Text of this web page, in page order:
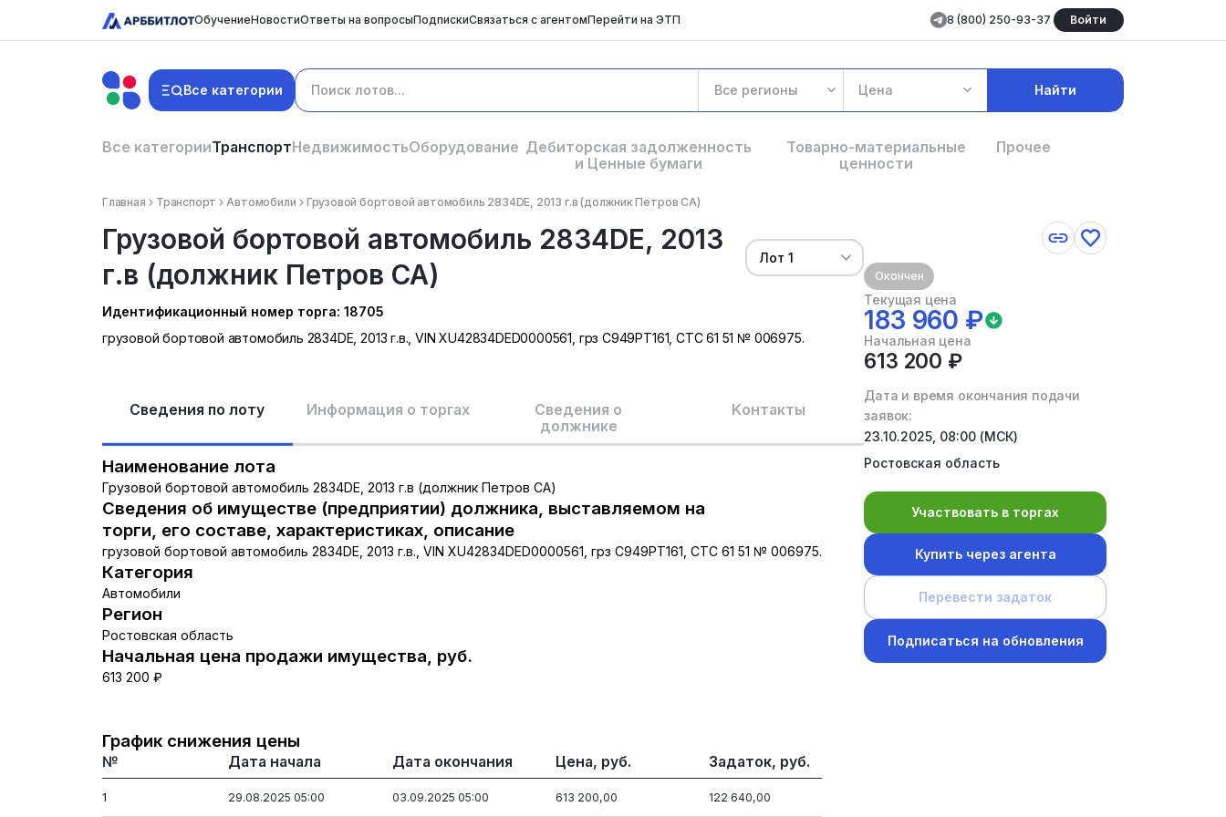
ОбучениеНовостиОтветы на вопросыПодпискиСвязаться с агентомПерейти на ЭТП 8 (800) 250-93-37 Войти
Все категории Все регионы Цена Найти
Все категорииТранспортНедвижимостьОборудование Дебиторская задолженность
и Ценные бумаги
Товарно-материальные
ценности
Прочее
Главная Транспорт Автомобили Грузовой бортовой автомобиль 2834DE, 2013 г.в (должник Петров СА)
Грузовой бортовой автомобиль 2834DE, 2013
г.в (должник Петров СА)
Лот 1
Идентификационный номер торга: 18705
грузовой бортовой автомобиль 2834DE, 2013 г.в., VIN XU42834DED0000561, грз С949РТ161, СТС 61 51 № 006975.
Сведения по лоту Информация о торгах
Сведения о
должнике
Kонтакты
Наименование лота
Грузовой бортовой автомобиль 2834DE, 2013 г.в (должник Петров СА)
Сведения об имуществе (предприятии) должника, выставляемом на
торги, его составе, характеристиках, описание
грузовой бортовой автомобиль 2834DE, 2013 г.в., VIN XU42834DED0000561, грз С949РТ161, СТС 61 51 № 006975.
Категория
Автомобили
Регион
Ростовская область
Начальная цена продажи имущества, руб.
613 200 ₽
График снижения цены
№ Дата начала Дата окончания Цена, руб. Задаток, руб.
1 29.08.2025 05:00 03.09.2025 05:00 613 200,00 122 640,00
Окончен
Текущая цена
183 960 ₽
Начальная цена
613 200 ₽
Дата и время окончания подачи
заявок:
23.10.2025, 08:00 (МСК)
Ростовская область
Участвовать в торгах
Купить через агента
Перевести задаток
Подписаться на обновления